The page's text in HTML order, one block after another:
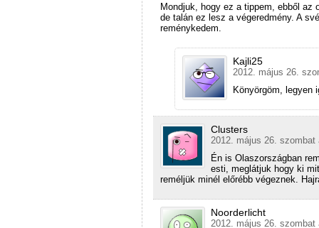
Mondjuk, hogy ez a tippem, ebből
de talán ez lesz a végeredmény. A
reménykedem.
Kajli25
2012. május 26.
Könyörgöm, legyen
Clusters
2012. május 26. szombat
Én is Olaszországban
esti, meglátjuk hogy ki
reméljük minél előrébb végeznek.
Noorderlicht
2012. május 26. szombat